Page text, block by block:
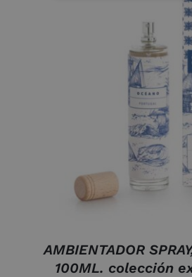
AÑADIR AL
AMBIENTADOR
100ML. colección